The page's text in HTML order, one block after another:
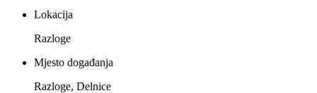
Lokacija
Razloge
Mjesto događanja
Razloge, Delnice